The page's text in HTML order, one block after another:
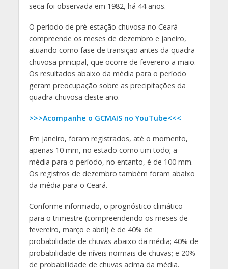
seca foi observada em 1982, há 44 anos.
O período de pré-estação chuvosa no Ceará
compreende os meses de dezembro e janeiro,
atuando como fase de transição antes da quadra
chuvosa principal, que ocorre de fevereiro a maio.
Os resultados abaixo da média para o período
geram preocupação sobre as precipitações da
quadra chuvosa deste ano.
>>>Acompanhe o GCMAIS no YouTube<<<
Em janeiro, foram registrados, até o momento,
apenas 10 mm, no estado como um todo; a
média para o período, no entanto, é de 100 mm.
Os registros de dezembro também foram abaixo
da média para o Ceará.
Conforme informado, o prognóstico climático
para o trimestre (compreendendo os meses de
fevereiro, março e abril) é de 40% de
probabilidade de chuvas abaixo da média; 40% de
probabilidade de níveis normais de chuvas; e 20%
de probabilidade de chuvas acima da média.